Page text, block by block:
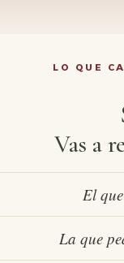
LO QUE
Vas a
El
La que